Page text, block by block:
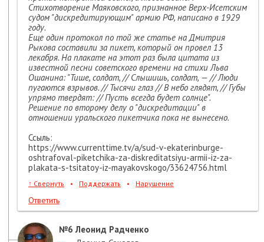
Стихотворение Маяковского, признанное Верх-Исетским
судом "дискредитирующим" армию РФ, написано в 1929
году.
Еще один протокол по той же статье на Дмитрия
Рыкова составили за пикет, который он провел 13
лекабря. На плакате на этот раз была цитата из
известной песни советского времени на стихи Льва
Ошанина: "Тише, солдат, // Слышишь, солдат, — // Люди
пугаются взрывов. // Тысячи глаз // В небо глядят, // Губы
упрямо твердят: // Пусть всегда будет солнце".
Решение по второму делу о "дискредитации" в
отношении уральского пикетчика пока не вынесено.
Ссыль:
https://www.currenttime.tv/a/sud-v-ekaterinburge-
oshtrafoval-piketchika-za-diskreditatsiyu-armii-iz-za-
plakata-s-tsitatoy-iz-mayakovskogo/33624756.html
↑ Свернуть • Поддержать • Нарушение
Ответить
№6 Леонид Радченко